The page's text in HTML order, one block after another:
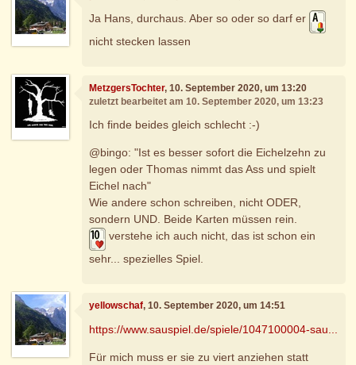
Ja Hans, durchaus. Aber so oder so darf er
nicht stecken lassen
MetzgersTochter, 10. September 2020, um 13:20
zuletzt bearbeitet am 10. September 2020, um 13:23
Ich finde beides gleich schlecht :-)
@bingo: "Ist es besser sofort die Eichelzehn zu
legen oder Thomas nimmt das Ass und spielt
Eichel nach"
Wie andere schon schreiben, nicht ODER,
sondern UND. Beide Karten müssen rein.
verstehe ich auch nicht, das ist schon ein
sehr... spezielles Spiel.
yellowschaf, 10. September 2020, um 14:51
https://www.sauspiel.de/spiele/1047100004-sau...
Für mich muss er sie zu viert anziehen statt